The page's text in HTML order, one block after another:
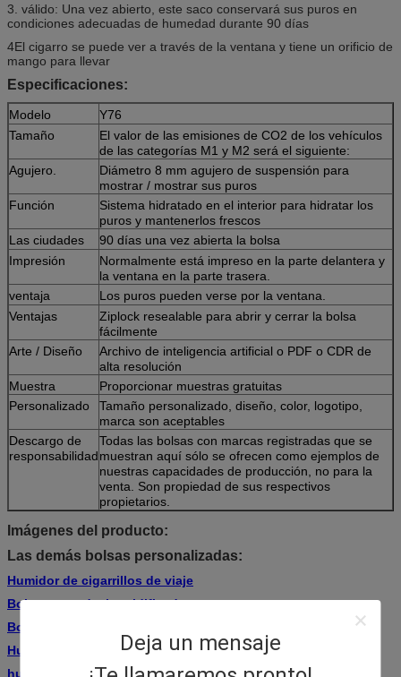
Deja un mensaje
3. válido: Una vez abierto, este saco conservará sus puros en
condiciones adecuadas de humedad durante 90 días
4El cigarro se puede ver a través de la ventana y tiene un orificio de
mango para llevar
Especificaciones:
Modelo
Y76
Tamaño
El valor de las emisiones de CO2 de los vehículos
de las categorías M1 y M2 será el siguiente:
Agujero.
Diámetro 8 mm agujero de suspensión para
mostrar / mostrar sus puros
Función
Sistema hidratado en el interior para hidratar los
puros y mantenerlos frescos
Las ciudades
90 días una vez abierta la bolsa
Impresión
Normalmente está impreso en la parte delantera y
la ventana en la parte trasera.
ventaja
Los puros pueden verse por la ventana.
Ventajas
Ziplock resealable para abrir y cerrar la bolsa
fácilmente
Arte / Diseño
Archivo de inteligencia artificial o PDF o CDR de
alta resolución
Muestra
Proporcionar muestras gratuitas
Personalizado
Tamaño personalizado, diseño, color, logotipo,
marca son aceptables
Descargo de
responsabilidad
Todas las bolsas con marcas registradas que se
muestran aquí sólo se ofrecen como ejemplos de
nuestras capacidades de producción, no para la
venta. Son propiedad de sus respectivos
propietarios.
Imágenes del producto:
Las demás bolsas personalizadas:
Humidor de cigarrillos de viaje
Bolsas para deshumidificadores
Bolsa de humidor para bovinos
Humidor para cigarros
humidor de viaje